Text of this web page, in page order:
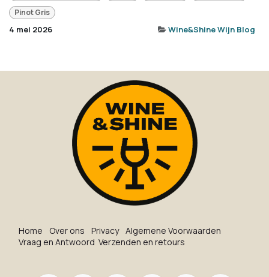
Pinot Gris
4 mei 2026 Wine&Shine Wijn Blog
Ho​me O​ve​r on​s Privacy Algemene Voorwaarden
Vraag en Antwoord Verzenden en retours